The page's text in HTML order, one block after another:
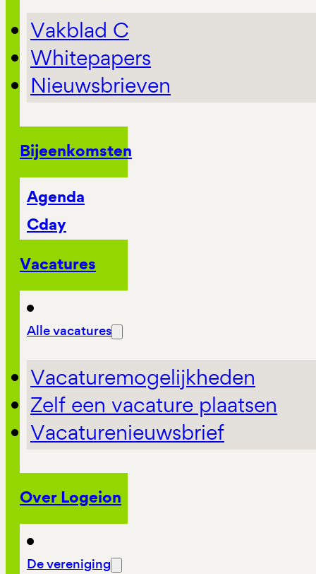
Vakblad C
Whitepapers
Nieuwsbrieven
Bijeenkomsten
Agenda
Cday
Vacatures
Alle vacatures
Vacaturemogelijkheden
Zelf een vacature plaatsen
Vacaturenieuwsbrief
Over Logeion
De vereniging